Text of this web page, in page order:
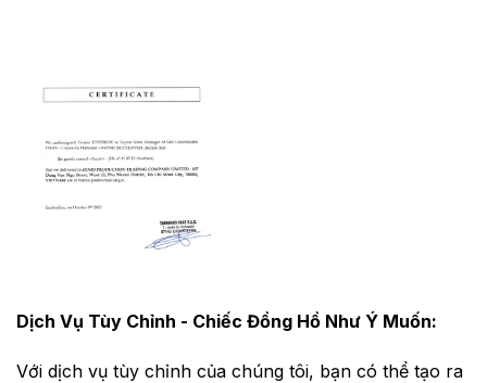
Dịch Vụ Tùy Chỉnh - Chiếc Đồng Hồ Như Ý Muốn:
Với dịch vụ tùy chỉnh của chúng tôi, bạn có thể tạo ra